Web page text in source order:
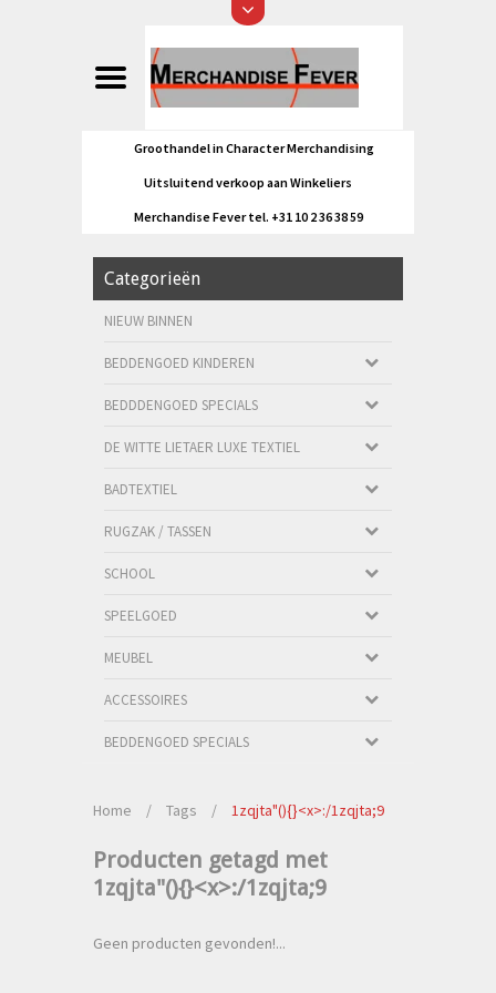
Groothandel in Character Merchandising
Uitsluitend verkoop aan Winkeliers
Merchandise Fever tel. +31 10 2 36 38 59
Categorieën
NIEUW BINNEN
BEDDENGOED KINDEREN
BEDDDENGOED SPECIALS
DE WITTE LIETAER LUXE TEXTIEL
BADTEXTIEL
RUGZAK / TASSEN
SCHOOL
SPEELGOED
MEUBEL
ACCESSOIRES
BEDDENGOED SPECIALS
Home / Tags / 1zqjta"(){}<x>:/1zqjta;9
Producten getagd met
1zqjta"(){}<x>:/1zqjta;9
Geen producten gevonden!...